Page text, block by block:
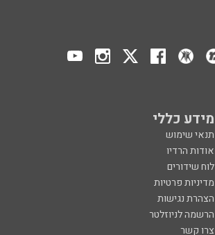
מידע כללי
תנאי שימוש
אודות הרדיו
לוח שידורים
מדיניות פרטיות
הצהרת נגישות
הרשמה לניוזלטר
צרו קשר